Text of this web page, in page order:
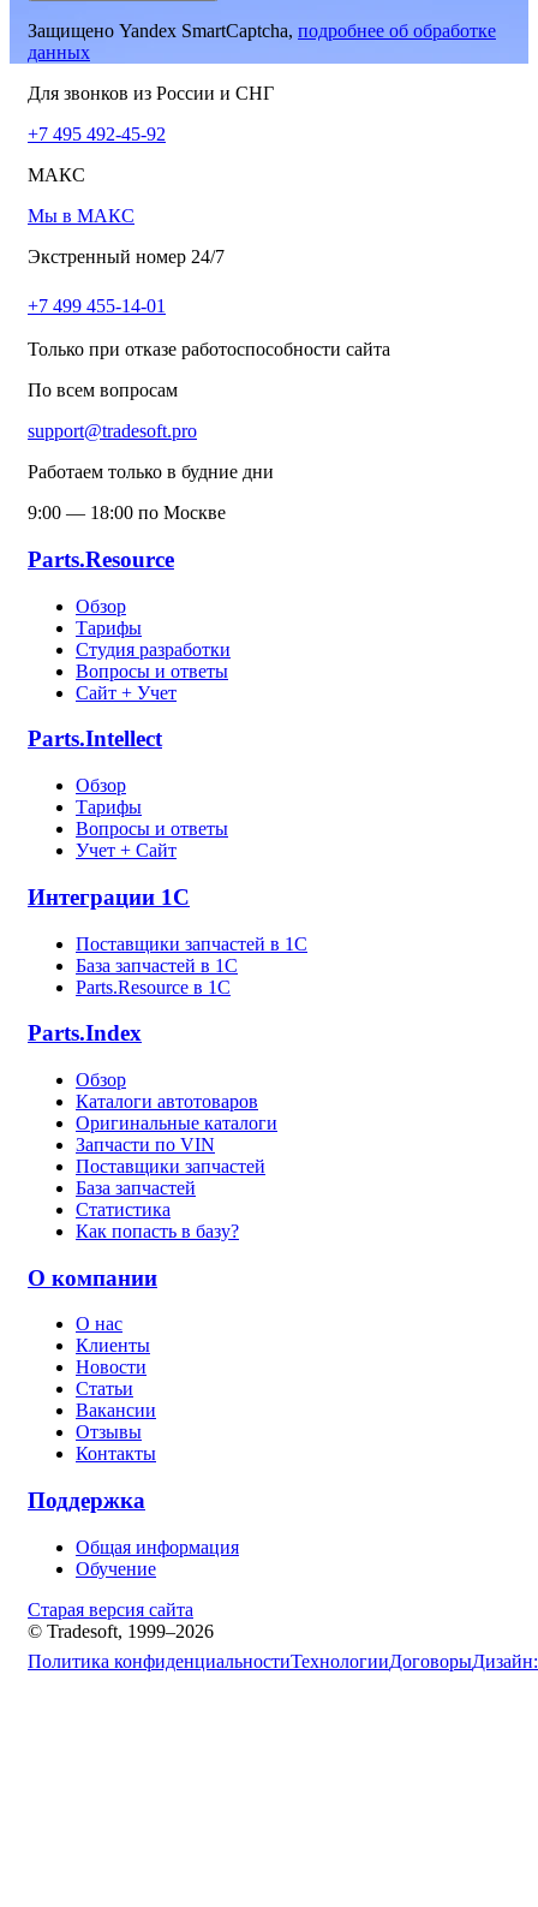
Защищено Yandex SmartCaptcha, подробнее об обработке
данных
Для звонков из России и СНГ
+7 495 492-45-92
МАКС
Мы в МАКС
Экстренный номер 24/7
+7 499 455-14-01
Только при отказе работоспособности сайта
По всем вопросам
support@tradesoft.pro
Работаем только в будние дни
9:00 — 18:00 по Москве
Parts.Resource
Обзор
Тарифы
Студия разработки
Вопросы и ответы
Сайт + Учет
Parts.Intellect
Обзор
Тарифы
Вопросы и ответы
Учет + Сайт
Интеграции 1С
Поставщики запчастей в 1C
База запчастей в 1С
Parts.Resource в 1C
Parts.Index
Обзор
Каталоги автотоваров
Оригинальные каталоги
Запчасти по VIN
Поставщики запчастей
База запчастей
Статистика
Как попасть в базу?
О компании
О нас
Клиенты
Новости
Статьи
Вакансии
Отзывы
Контакты
Поддержка
Общая информация
Обучение
Старая версия сайта
© Tradesoft, 1999–2026
Политика конфиденциальностиТехнологииДоговорыДизайн: